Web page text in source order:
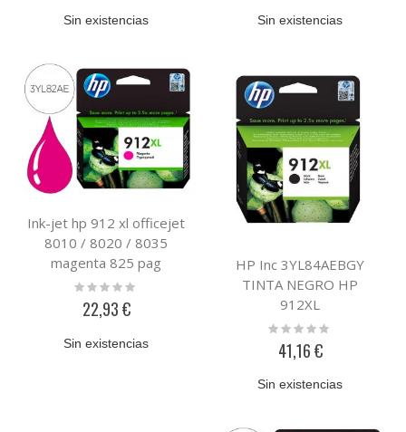
Sin existencias Sin existencias
Ink-jet hp 912 xl officejet
8010 / 8020 / 8035
magenta 825 pag
Rating:
22,93 €
Sin existencias
HP Inc 3YL84AEBGY
TINTA NEGRO HP
912XL
Rating:
41,16 €
Sin existencias